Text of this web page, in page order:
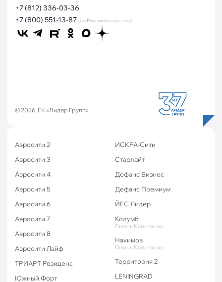
+7 (812) 336-03-36
+7 (800) 551-13-87 (по России бесплатно)
© 2026, ГК «Лидер Групп»
Аэросити 2
Аэросити 3
Аэросити 4
Аэросити 5
Аэросити 6
Аэросити 7
Аэросити 8
Аэросити Лайф
ТРИАРТ Резиденс
Южный Форт
ИСКРА-Сити
Старлайт
Дефанс Бизнес
Дефанс Премиум
ЙЕС Лидер
Колумб
Гавань Капитанов
Нахимов
Гавань Капитанов
Территория 2
LENINGRAD